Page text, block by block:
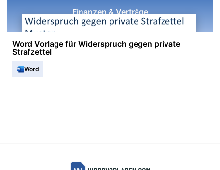
Finanzen & Verträge
Word Vorlage für Widerspruch gegen private
Strafzettel
Word